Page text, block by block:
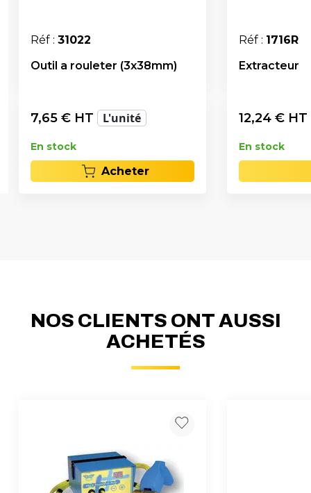
Réf : 31022
Outil a rouleter (3x38mm)
7,65 € HT L'unité
En stock
Acheter
Réf : 1716R
Extracteur
12,24 € HT
En stock
NOS CLIENTS ONT AUSSI
ACHETÉS